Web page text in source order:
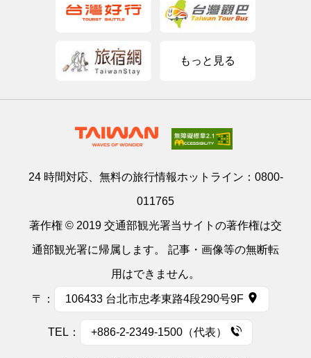
もっと見る
24 時間対応、無料の旅行情報ホットライン： 0800-
011765
著作権 © 2019 交通部観光署当サイトの著作権は交
通部観光署に帰属します。 記事・画像等の無断転
用はできません。
〒： 106433 台北市忠孝東路4段290号9F
TEL： +886-2-2349-1500（代表）